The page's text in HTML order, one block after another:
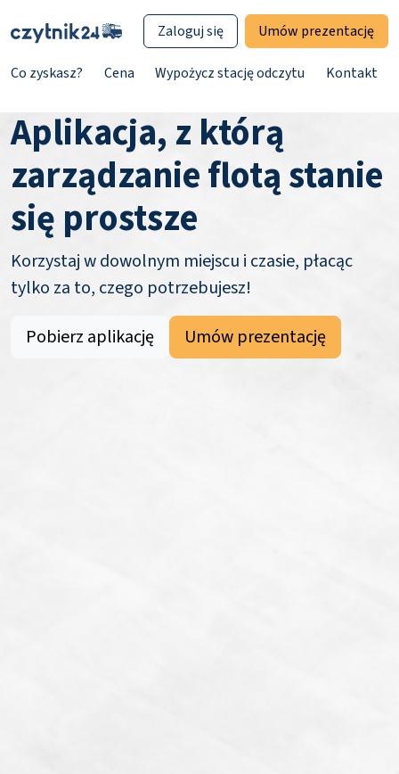
Co zyskasz? Cena Wypożycz stację odczytu Kontakt
Zaloguj się Umów prezentację
Aplikacja, z którą
zarządzanie flotą stanie
się prostsze
Korzystaj w dowolnym miejscu i czasie, płacąc
tylko za to, czego potrzebujesz!
Pobierz aplikację
Umów prezentację